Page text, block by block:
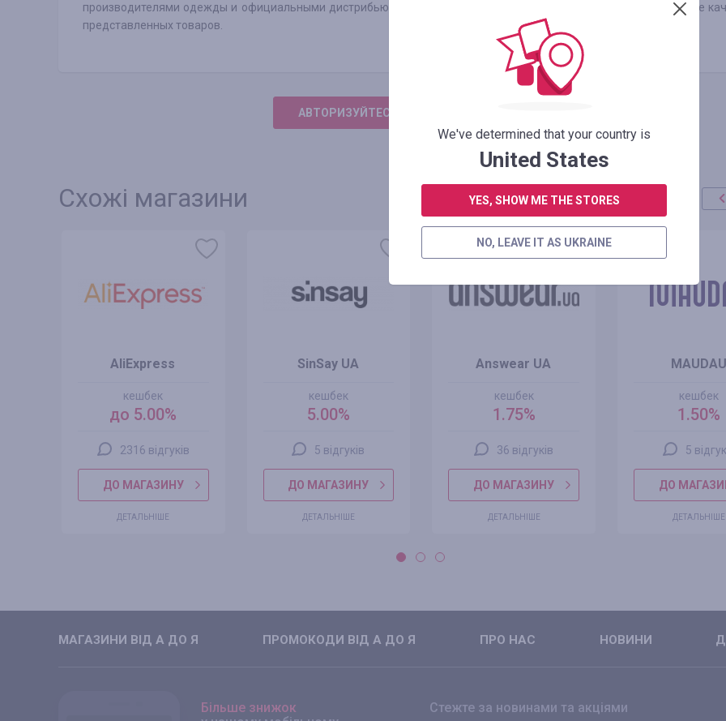
производителями одежды и официальными дистрибьюторами, поэтому гарантирует подлинность и высочайшее
представленных товаров.
АВТОРИЗУЙТЕСЬ, ЩОБ ЗАЛИШИТИ ВІДГУК
Схожі магазини
AliExpress
кешбек
до 5.00%
2316 відгуків
ДО МАГАЗИНУ
ДЕТАЛЬНІШЕ
SinSay UA
кешбек
5.00%
5 відгуків
ДО МАГАЗИНУ
ДЕТАЛЬНІШЕ
Answear UA
кешбек
1.75%
36 відгуків
ДО МАГАЗИНУ
ДЕТАЛЬНІШЕ
MAUDAU
кешбек
1.50%
5
ДО
ДЕТАЛЬНІШЕ
МАГАЗИНИ ВIД А ДО Я ПРОМОКОДИ ВIД А ДО Я ПРО НАС НОВИНИ
Більше знижок
Стежте за новинами та акціями
We've determined that your country is
United States
YES, SHOW ME THE STORES
NO, LEAVE IT AS UKRAINE